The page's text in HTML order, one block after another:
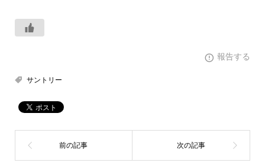
報告する
サントリー